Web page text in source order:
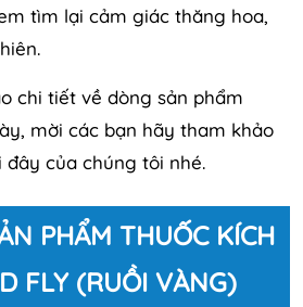
tìm lại cảm giác thăng hoa,
chi tiết về dòng sản phẩm
mời các bạn hãy tham khảo
của chúng tôi nhé.
PHẨM THUỐC KÍCH
FLY (RUỒI VÀNG)